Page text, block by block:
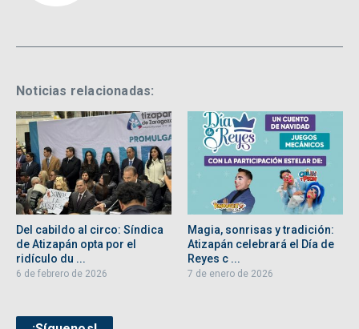
Noticias relacionadas:
Del cabildo al circo: Síndica
de Atizapán opta por el
ridículo du ...
6 de febrero de 2026
Magia, sonrisas y tradición:
Atizapán celebrará el Día de
Reyes c ...
7 de enero de 2026